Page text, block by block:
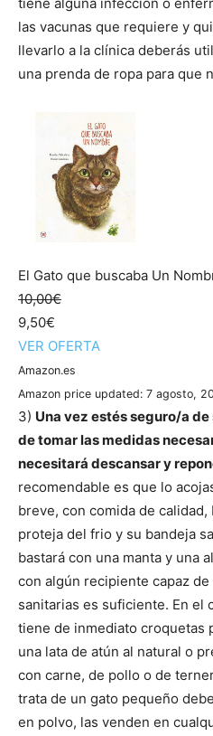
las vacunas que requiere y
llevarlo a la clínica deberás
una prenda de ropa para que
El Gato que buscaba Un
10,00€
9,50€
VER OFERTA
Amazon.es
Amazon price updated: 7 agosto,
3) Una vez estés seguro/a
de tomar las medidas
necesitará descansar y
recomendable es que lo
breve, con comida de
proteja del frio y su bandeja
bastará con una manta y una
con algún recipiente capaz
sanitarias es suficiente. En el
tiene de inmediato croquetas
una lata de atún al natural o
con carne, de pollo o de
trata de un gato pequeño
en polvo, las venden en